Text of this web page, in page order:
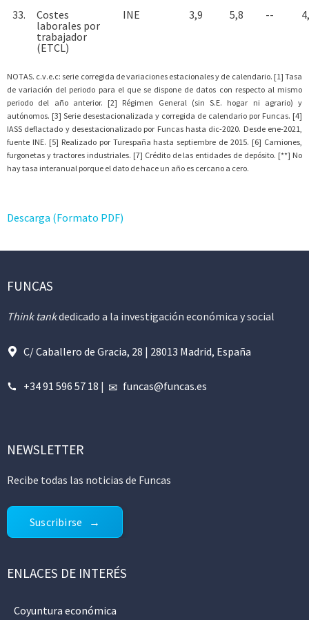
33.
Costes
laborales por
trabajador
(ETCL)
INE 3,9 5,8 --
NOTAS. c.v.e.c: serie corregida de variaciones estacionales y de calendario. [1] Tasa
de variación del periodo para el que se dispone de datos con respecto al mismo
periodo del año anterior. [2] Régimen General (sin S.E. hogar ni agrario) y
autónomos. [3] Serie desestacionalizada y corregida de calendario por Funcas. [4]
IASS deflactado y desestacionalizado por Funcas hasta dic-2020. Desde ene-2021,
fuente INE. [5] Realizado por Turespaña hasta septiembre de 2015. [6] Camiones,
furgonetas y tractores industriales. [7] Crédito de las entidades de depósito. [**] No
hay tasa interanual porque el dato de hace un año es cercano a cero.
Descarga (Formato PDF)
FUNCAS
Think tankdedicado a la investigación económica y social
C/ Caballero de Gracia, 28 | 28013 Madrid, España
+34 91 596 57 18 | funcas@funcas.es
NEWSLETTER
Recibe todas las noticias de Funcas
Suscribirse
ENLACES DE INTERÉS
Coyuntura económica